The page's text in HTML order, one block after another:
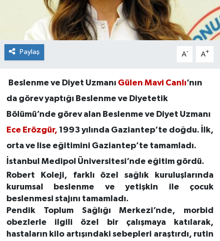
Paylaş A- A+
Beslenme ve Diyet Uzmanı Gülen Mavi Canlı’nın
da görev yaptığı Beslenme ve Diyetetik
Bölümü’nde görev alan Beslenme ve Diyet Uzmanı
Ece Erözgür, 1993 yılında Gaziantep’te doğdu. İlk,
orta ve lise eğitimini Gaziantep’te tamamladı.
İstanbul Medipol Üniversitesi’nde eğitim gördü.
Robert Koleji, farklı özel sağlık kuruluşlarında
kurumsal beslenme ve yetişkin ile çocuk
beslenmesi stajını tamamladı.
Pendik Toplum Sağlığı Merkezi’nde, morbid
obezlerle ilgili özel bir çalışmaya katılarak,
hastaların kilo artışındaki sebepleri araştırdı, rutin